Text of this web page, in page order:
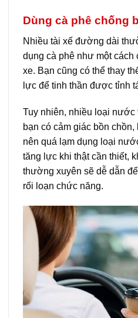
Dùng cà phê chống
Nhiều tài xế đường dài
dụng cà phê như một cách
xe. Bạn cũng có thể thay
lực để tinh thần được tỉnh
Tuy nhiên, nhiều loại nước
bạn có cảm giác bồn
nên quá lạm dụng loại
tăng lực khi thật cần thiết,
thường xuyên sẽ dễ dẫn
rối loạn chức năng.